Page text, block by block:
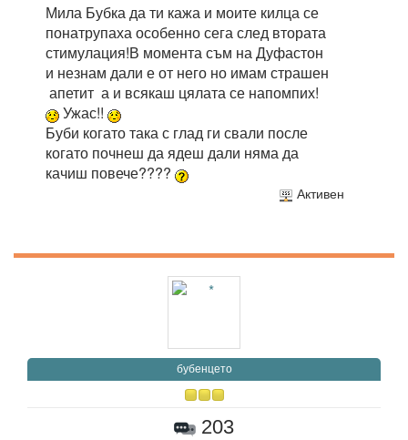
Мила Бубка да ти кажа и моите килца се
понатрупаха особенно сега след втората
стимулация!В момента съм на Дуфастон
и незнам дали е от него но имам страшен
апетит а и всякаш цялата се напомпих!
Ужас!!
Буби когато така с глад ги свали после
когато почнеш да ядеш дали няма да
качиш повече????
Активен
бубенцето
203